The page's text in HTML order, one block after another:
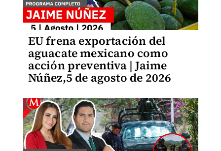
EU frena exportación del
aguacate mexicano como
acción preventiva | Jaime
Núñez,5 de agosto de 2026